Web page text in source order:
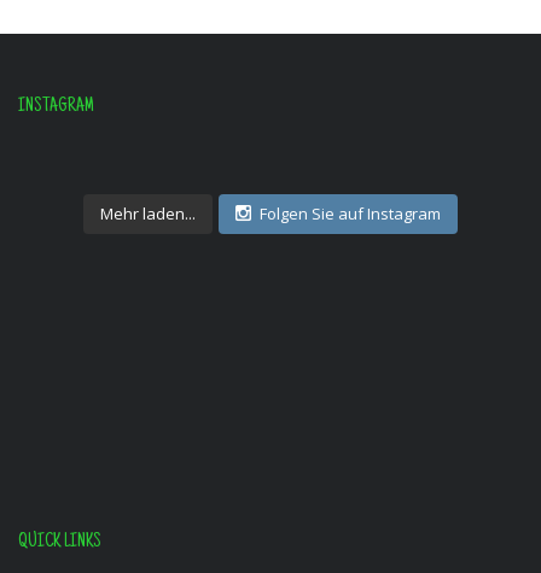
INSTAGRAM
Mehr laden... Folgen Sie auf Instagram
QUICK LINKS